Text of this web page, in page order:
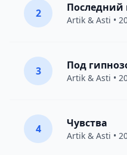
2 Последний
Artik & Asti •
3 Под
Artik & Asti •
4 Чувства
Artik & Asti •